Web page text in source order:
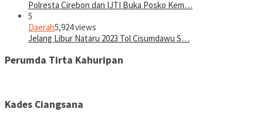
Polresta Cirebon dan IJTI Buka Posko Kem…
5
Daerah5,924 views
Jelang Libur Nataru 2023 Tol Cisumdawu S…
Perumda Tirta Kahuripan
Kades Ciangsana